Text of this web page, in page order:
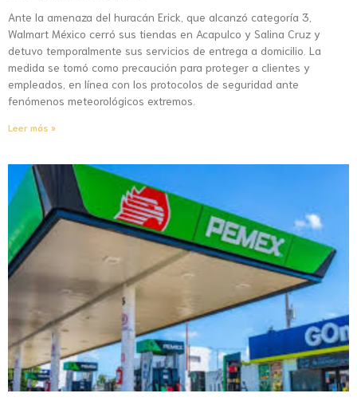
Ante la amenaza del huracán Erick, que alcanzó categoría 3,
Walmart México cerró sus tiendas en Acapulco y Salina Cruz y
detuvo temporalmente sus servicios de entrega a domicilio. La
medida se tomó como precaución para proteger a clientes y
empleados, en línea con los protocolos de seguridad ante
fenómenos meteorológicos extremos.
Leer más »